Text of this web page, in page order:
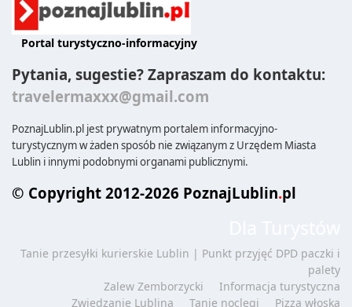
Portal turystyczno-informacyjny
Pytania, sugestie? Zapraszam do kontaktu:
travelermaxxx@gmail.com
PoznajLublin.pl jest prywatnym portalem informacyjno-
turystycznym w żaden sposób nie związanym z Urzędem Miasta
Lublin i innymi podobnymi organami publicznymi.
© Copyright 2012-2026 PoznajLublin.pl
Tanie przesyłki kurierskie Lublin | Punkt przyjęć DPD paczki i
palety
Zalew Zemborzycki
Informacja turystyczna
Zwiedzanie Lublina
Tanie noclegi Pizza włoska